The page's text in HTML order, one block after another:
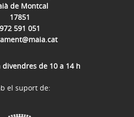
de Montcal
17851
972 591 051
de 10 a 14 h
el suport de: